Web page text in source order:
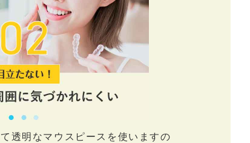
透明なマウスピースを使いますの